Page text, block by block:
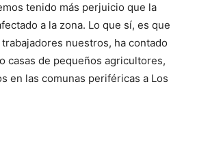
tenido más perjuicio que la
a la zona. Lo que sí, es que
nuestros, ha contado
casas de pequeños agricultores,
en las comunas periféricas a Los